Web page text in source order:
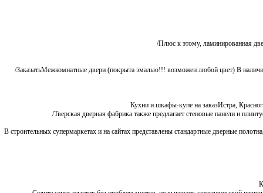
Плюс к этому, ламинированная
ЗаказатьМежкомнатные двери (покрыта эмалью!!! возможен любой цвет) В
Кухни и шкафы-купе на заказИстра,
Тверская дверная фабрика также предлагает стеновые панели и
В строительных супермаркетах и на сайтах представлены стандартные дверные